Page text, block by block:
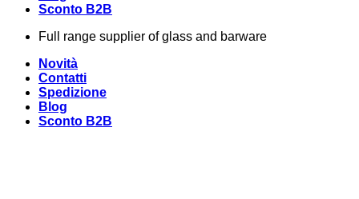
Sconto B2B
Full range supplier of glass and barware
Novità
Contatti
Spedizione
Blog
Sconto B2B